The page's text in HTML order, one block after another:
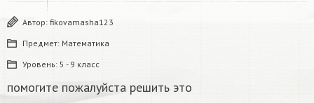
Автор: fikovamasha123
Предмет: Математика
Уровень: 5 - 9 класс
помогите пожалуйста решить это